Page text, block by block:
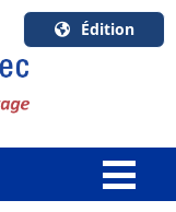
Édition
U.S.A.
English
Canada